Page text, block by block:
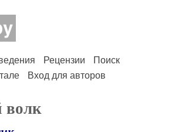
Рецензии
Поиск
Вход для авторов
волк